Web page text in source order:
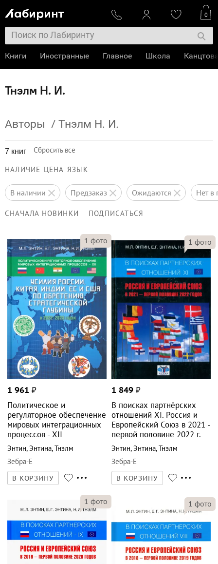
Тнэлм Н. И.
Авторы / Тнэлм Н. И.
7 книг Сбросить все
НАЛИЧИЕ ЦЕНА ЯЗЫК
в наличии предзаказ ожидаются нет
СНАЧАЛА НОВИНКИ ПОДПИСАТЬСЯ
1 фото
1 961 ₽
Политическое и
регуляторное обеспечение
мировых интеграционных
процессов - XII
Энтин,Энтина,Тнэлм
Зебра-Е
В КОРЗИНУ
1 фото
1 849 ₽
В поисках партнёрских
отношений XI. Россия и
Европейский Союз в 2021 -
первой половине 2022 г.
Энтин,Энтина,Тнэлм
Зебра-Е
В КОРЗИНУ
1 фото 1 фото
0
Книги Иностранные Главное Школа